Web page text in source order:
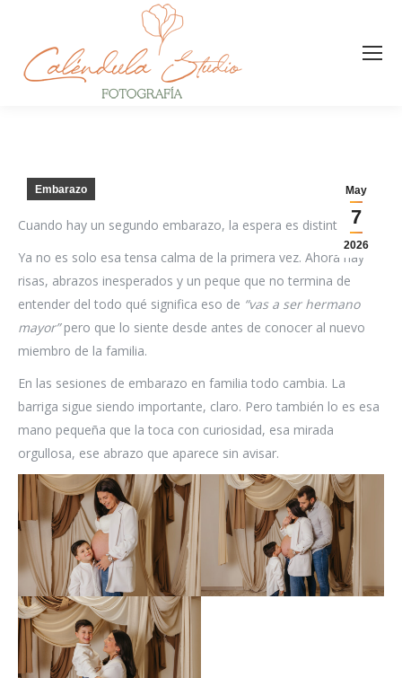
May
7
2026
Embarazo
Cuando hay un segundo embarazo, la espera es distinta.
Ya no es solo esa tensa calma de la primera vez. Ahora hay
risas, abrazos inesperados y un peque que no termina de
entender del todo qué significa eso de “vas a ser hermano
mayor”pero que lo siente desde antes de conocer al nuevo
miembro de la familia.
En las sesiones de embarazo en familia todo cambia. La
barriga sigue siendo importante, claro. Pero también lo es esa
mano pequeña que la toca con curiosidad, esa mirada
orgullosa, ese abrazo que aparece sin avisar.